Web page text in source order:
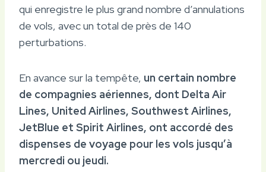
qui enregistre le plus grand nombre d’annulations
de vols, avec un total de près de 140
perturbations.
En avance sur la tempête, un certain nombre
de compagnies aériennes, dont Delta Air
Lines, United Airlines, Southwest Airlines,
JetBlue et Spirit Airlines, ont accordé des
dispenses de voyage pour les vols jusqu’à
mercredi ou jeudi.